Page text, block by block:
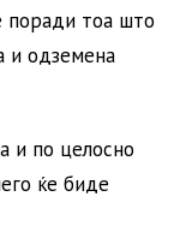
поради тоа што
и одземена
и по целосно
ќе биде